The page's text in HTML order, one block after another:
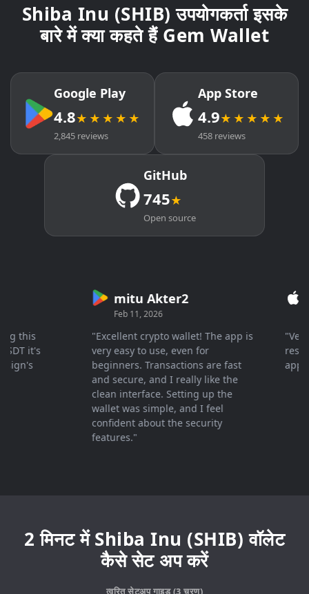
Shiba Inu (SHIB) उपयोगकर्ता इसके
बारे में क्या कहते हैं Gem Wallet
Google Play
4.8★★★★★
2,845 reviews
App Store
4.9★★★★★
458 reviews
GitHub
745★
Open source
this
it's
mitu Akter2
Feb 11, 2026
"Excellent crypto wallet! The app is
very easy to use, even for
beginners. Transactions are fast
and secure, and I really like the
clean interface. Setting up the
wallet was simple, and I feel
confident about the security
features."
"Very
2 मिनट में Shiba Inu (SHIB) वॉलेट
कैसे सेट अप करें
त्वरित सेटअप गाइड (3 चरण)